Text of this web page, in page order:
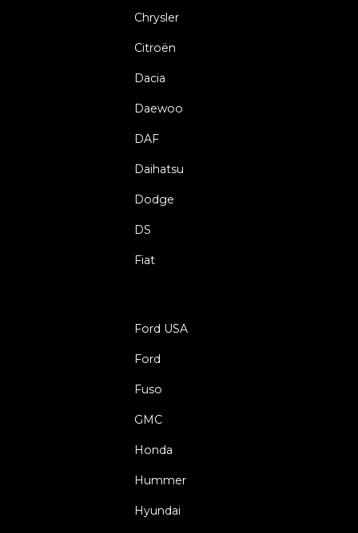
Chrysler
Citroën
Dacia
Daewoo
DAF
Daihatsu
Dodge
DS
Fiat
Ford USA
Ford
Fuso
GMC
Honda
Hummer
Hyundai